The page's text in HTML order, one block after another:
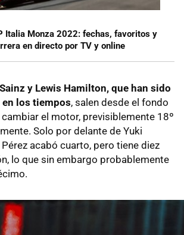
Italia Monza 2022: fechas, favoritos y
en directo por TV y online
y Lewis Hamilton, que han sido
los tiempos, salen desde el fondo
el motor, previsiblemente 18º
Solo por delante de Yuki
acabó cuarto, pero tiene diez
lo que sin embargo probablemente